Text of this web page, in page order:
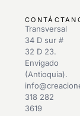
Transversal
34 D sur #
32 D 23.
Envigado
(Antioquia).
318 282
3619